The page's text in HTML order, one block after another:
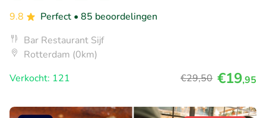
9.8
Perfect • 85 beoordelingen
Bar Restaurant Sijf
Rotterdam (0km)
Verkocht: 121
€29,50 €19,95